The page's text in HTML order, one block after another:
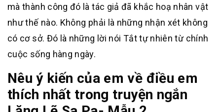
mà thành công đó là tác giả đã khắc hoạ nhân vật
như thế nào. Không phải là những nhận xét không
có cơ sở. Đó là những lời nói Tắt tự nhiên từ chính
cuộc sống hàng ngày.
Nêu ý kiến của em về điều em
thích nhất trong truyện ngắn